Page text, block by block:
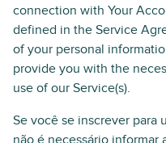
connection with Your
defined in the Service
of your personal
provide you with the
use of our Service(s).
Se você se inscrever para
não é necessário informar